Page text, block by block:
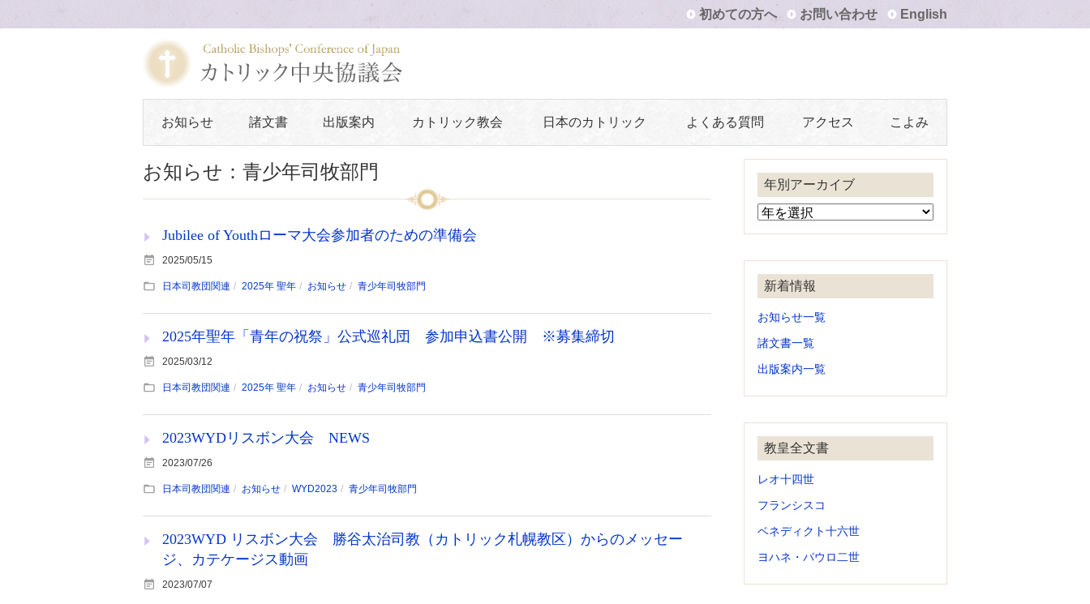
初めての方へ お問い合わせ English
お知らせ 諸文書 出版案内 カトリック教会 日本のカトリック よくある質問 アクセス こよみ
お知らせ：青少年司牧部門
Jubilee of Youthローマ大会参加者のための準備会
2025/05/15
日本司教団関連 2025年 聖年 お知らせ 青少年司牧部門
2025年聖年「青年の祝祭」公式巡礼団 参加申込書公開 ※募集締切
2025/03/12
日本司教団関連 2025年 聖年 お知らせ 青少年司牧部門
2023WYDリスボン大会 NEWS
2023/07/26
日本司教団関連 お知らせ WYD2023 青少年司牧部門
2023WYD リスボン大会 勝谷太治司教（カトリック札幌教区）からのメッセー
ジ、カテケージス動画
2023/07/07
年別アーカイブ
新着情報
お知らせ一覧
諸文書一覧
出版案内一覧
教皇全文書
レオ十四世
フランシスコ
ベネディクト十六世
ヨハネ・パウロ二世